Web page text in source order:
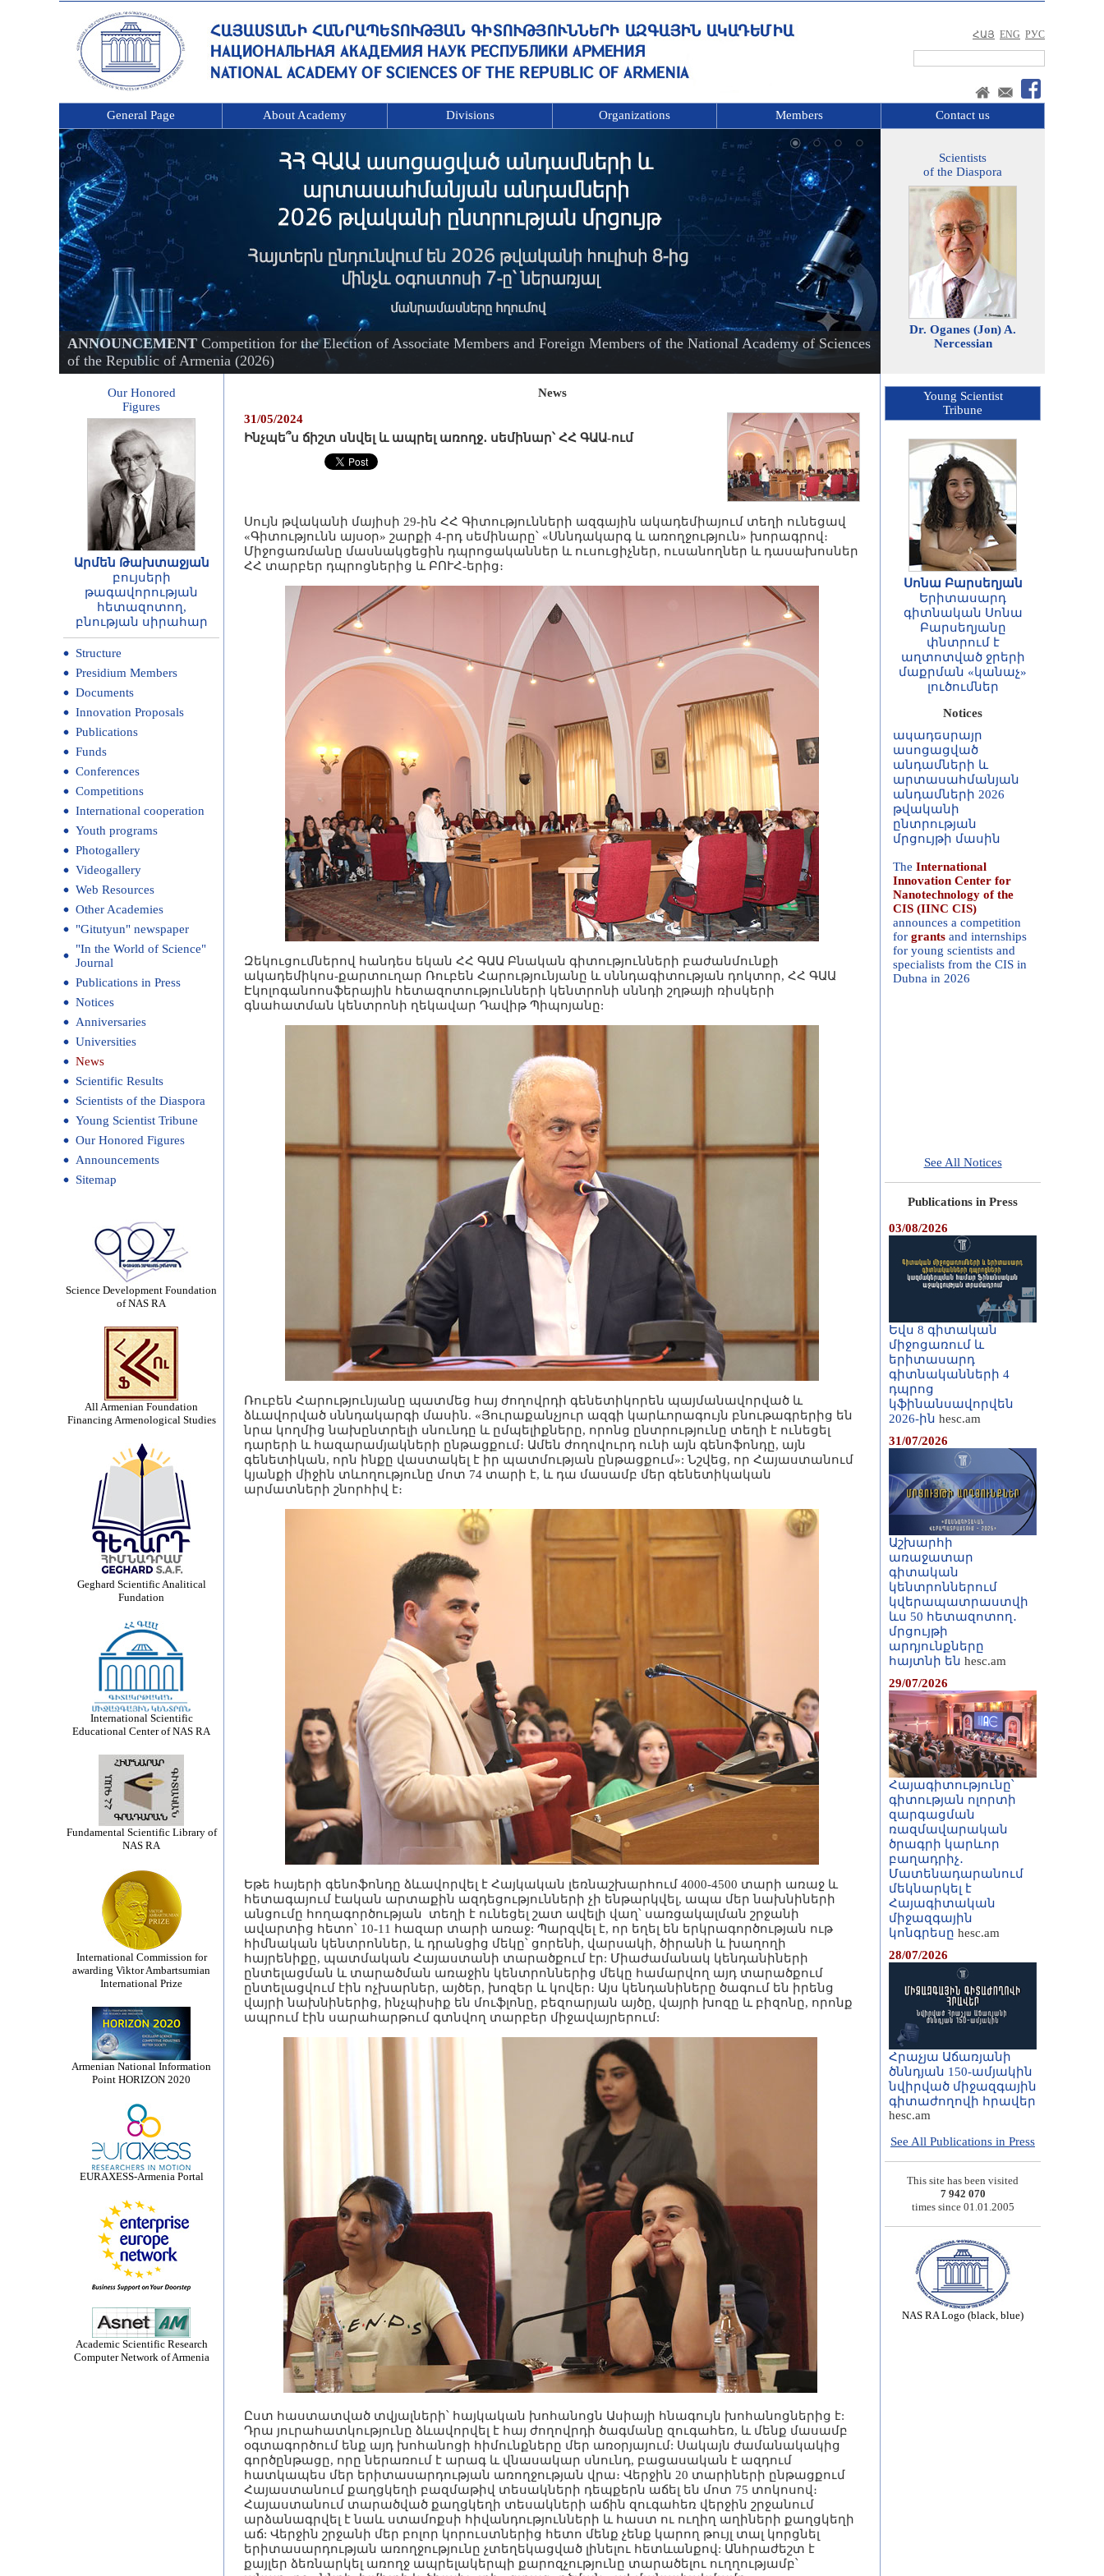
ՀԱՅ ENG РУС
General Page About Academy Divisions Organizations Members Contact us
ANNOUNCEMENT Competition for the Election of Associate Members and Foreign Members of the National Academy of Sciences
of the Republic of Armenia (2026)
Scientists
of the Diaspora
Dr. Oganes (Jon) A.
Nercessian
Our Honored
Figures
Արմեն Թախտաջյան
բույսերի
թագավորության
հետազոտող,
բնության սիրահար
Structure
Presidium Members
Documents
Innovation Proposals
Publications
Funds
Conferences
Competitions
International cooperation
Youth programs
Photogallery
Videogallery
Web Resources
Other Academies
"Gitutyun" newspaper
"In the World of Science"
Journal
Publications in Press
Notices
Anniversaries
Universities
News
Scientific Results
Scientists of the Diaspora
Young Scientist Tribune
Our Honored Figures
Announcements
Sitemap
Science Development Foundation
of NAS RA
All Armenian Foundation
Financing Armenological Studies
Geghard Scientific Analitical
Fundation
International Scientific
Educational Center of NAS RA
Fundamental Scientific Library of
NAS RA
International Commission for
awarding Viktor Ambartsumian
International Prize
Armenian National Information
Point HORIZON 2020
EURAXESS-Armenia Portal
Academic Scientific Research
Computer Network of Armenia
News
31/05/2024
Ինչպե՞ս ճիշտ սնվել և ապրել առողջ․ սեմինար՝ ՀՀ ԳԱԱ-ում
Սույն թվականի մայիսի 29-ին ՀՀ Գիտությունների ազգային ակադեմիայում տեղի ունեցավ
«Գիտությունն այսօր» շարքի 4-րդ սեմինարը՝ «Սննդակարգ և առողջություն» խորագրով։
Միջոցառմանը մասնակցեցին դպրոցականներ և ուսուցիչներ, ուսանողներ և դասախոսներ
ՀՀ տարբեր դպրոցներից և ԲՈՒՀ-երից։
Զեկուցումներով հանդես եկան ՀՀ ԳԱԱ Բնական գիտությունների բաժանմունքի
ակադեմիկոս-քարտուղար Ռուբեն Հարությունյանը և սննդագիտության դոկտոր, ՀՀ ԳԱԱ
Էկոլոգանոոսֆերային հետազոտությունների կենտրոնի սննդի շղթայի ռիսկերի
գնահատման կենտրոնի ղեկավար Դավիթ Պիպոյանը:
Ռուբեն Հարությունյանը պատմեց հայ ժողովրդի գենետիկորեն պայմանավորված և
ձևավորված սննդակարգի մասին. «Յուրաքանչյուր ազգի կարևորագույն բնութագրերից են
նրա կողմից նախընտրելի սնունդը և ըմպելիքները, որոնց ընտրությունը տեղի է ունեցել
դարերի և հազարամյակների ընթացքում։ Ամեն ժողովուրդ ունի այն գենոֆոնդը, այն
գենետիկան, որն ինքը վաստակել է իր պատմության ընթացքում»: Նշվեց, որ Հայաստանում
կյանքի միջին տևողությունը մոտ 74 տարի է, և դա մասամբ մեր գենետիկական
արմատների շնորհիվ է։
Եթե հայերի գենոֆոնդը ձևավորվել է Հայկական լեռնաշխարհում 4000-4500 տարի առաջ և
հետագայում էական արտաքին ազդեցությունների չի ենթարկվել, ապա մեր նախնիների
անցումը հողագործության տեղի է ունեցել շատ ավելի վաղ՝ սառցակալման շրջանի
ավարտից հետո՝ 10-11 հազար տարի առաջ: Պարզվել է, որ եղել են երկրագործության ութ
հիմնական կենտրոններ, և դրանցից մեկը՝ ցորենի, վարսակի, ծիրանի և խաղողի
հայրենիքը, պատմական Հայաստանի տարածքում էր: Միաժամանակ կենդանիների
ընտելացման և տարածման առաջին կենտրոններից մեկը համարվող այդ տարածքում
ընտելացվում էին ոչխարներ, այծեր, խոզեր և կովեր։ Այս կենդանիները ծագում են իրենց
վայրի նախնիներից, ինչպիսիք են մուֆլոնը, բեզոարյան այծը, վայրի խոզը և բիզոնը, որոնք
ապրում էին սարահարթում գտնվող տարբեր միջավայրերում:
Ըստ հաստատված տվյալների՝ հայկական խոհանոցն Ասիայի հնագույն խոհանոցներից է:
Դրա յուրահատկությունը ձևավորվել է հայ ժողովրդի ծագմանը զուգահեռ, և մենք մասամբ
օգտագործում ենք այդ խոհանոցի հիմունքները մեր առօրյայում: Սակայն ժամանակակից
գործընթացը, որը ներառում է արագ և վնասակար սնունդ, բացասական է ազդում
հատկապես մեր երիտասարդության առողջության վրա։ Վերջին 20 տարիների ընթացքում
Հայաստանում քաղցկեղի բազմաթիվ տեսակների դեպքերն աճել են մոտ 75 տոկոսով։
Հայաստանում տարածված քաղցկեղի տեսակների աճին զուգահեռ վերջին շրջանում
արձանագրվել է նաև ստամոքսի հիվանդությունների և հաստ ու ուղիղ աղիների քաղցկեղի
աճ: Վերջին շրջանի մեր բոլոր կորուստներից հետո մենք չենք կարող թույլ տալ կորցնել
երիտասարդության առողջությունը չտեղեկացված լինելու հետևանքով: Անհրաժեշտ է
քայլեր ձեռնարկել առողջ ապրելակերպի քարոզչությունը տարածելու ուղղությամբ՝
Young Scientist
Tribune
Սոնա Բարսեղյան
Երիտասարդ
գիտնական Սոնա
Բարսեղյանը
փնտրում է
աղտոտված ջրերի
մաքրման «կանաչ»
լուծումներ
Notices
ՀԱՅՏԱՐԱՐՈՒԹՅՈՒՆ
Հայաստանի
Հանրապետության
գիտությունների
ազգային
ակադեմիայի
անդամների և
արտասահմանյան
անդամների 2026
թվականի
ընտրության
մրցույթի մասին
TheInternational
Innovation Center for
Nanotechnology of the
CIS (IINC CIS)
announces a competition
forgrantsand internships
for young scientists and
specialists from the CIS in
Dubna in 2026
See All Notices
Publications in Press
03/08/2026
Եվս 8 գիտական
միջոցառում և
երիտասարդ
գիտնականների 4
դպրոց
կֆինանսավորվեն
2026-ին hesc.am
31/07/2026
Աշխարհի
առաջատար
գիտական
կենտրոններում
կվերապատրաստվի
ևս 50 հետազոտող․
մրցույթի
արդյունքները
հայտնի են hesc.am
29/07/2026
Հայագիտությունը՝
գիտության ոլորտի
զարգացման
ռազմավարական
ծրագրի կարևոր
բաղադրիչ․
Մատենադարանում
մեկնարկել է
Հայագիտական
միջազգային
կոնգրեսը hesc.am
28/07/2026
Հրաչյա Աճառյանի
ծննդյան 150-ամյակին
նվիրված միջազգային
գիտաժողովի հրավեր
hesc.am
See All Publications in Press
This site has been visited
7 942 070
times since 01.01.2005
NAS RA Logo (black, blue)